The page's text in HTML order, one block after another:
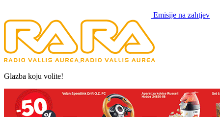
Emisije na zahtjev
Glazba koju volite!